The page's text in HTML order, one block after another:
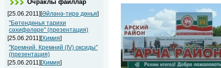
Очраклы файллар
[25.06.2011][Әйләнә-тирә дөнья]
"Бөтендөнья тарихи
сәхифәләре" (презентация)
[25.06.2011][Химия]
"Кремний. Кремний (IV) оксиды"
(презентация)
[25.06.2011][Химия]